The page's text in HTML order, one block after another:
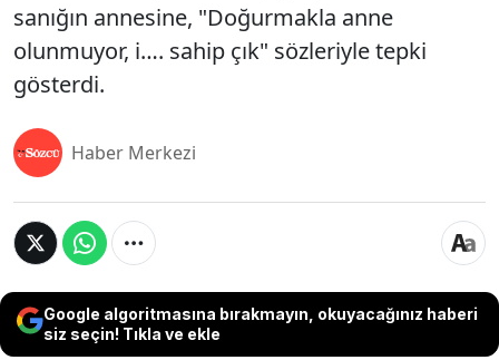
sanığın annesine, "Doğurmakla anne
olunmuyor, i…. sahip çık" sözleriyle tepki
gösterdi.
Haber Merkezi
Google algoritmasına bırakmayın, okuyacağınız haberi
siz seçin! Tıkla ve ekle